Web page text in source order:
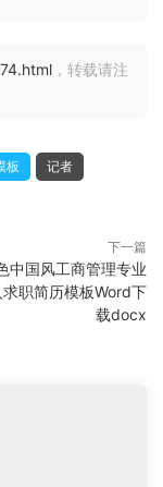
，转载请注
板
记者
下一篇
中国风工商管理专业
职简历模板Word下
载docx